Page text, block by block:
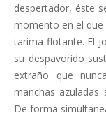
despertador, éste
momento en el que
tarima flotante. El
su despavorido
extraño que
manchas azuladas
De forma